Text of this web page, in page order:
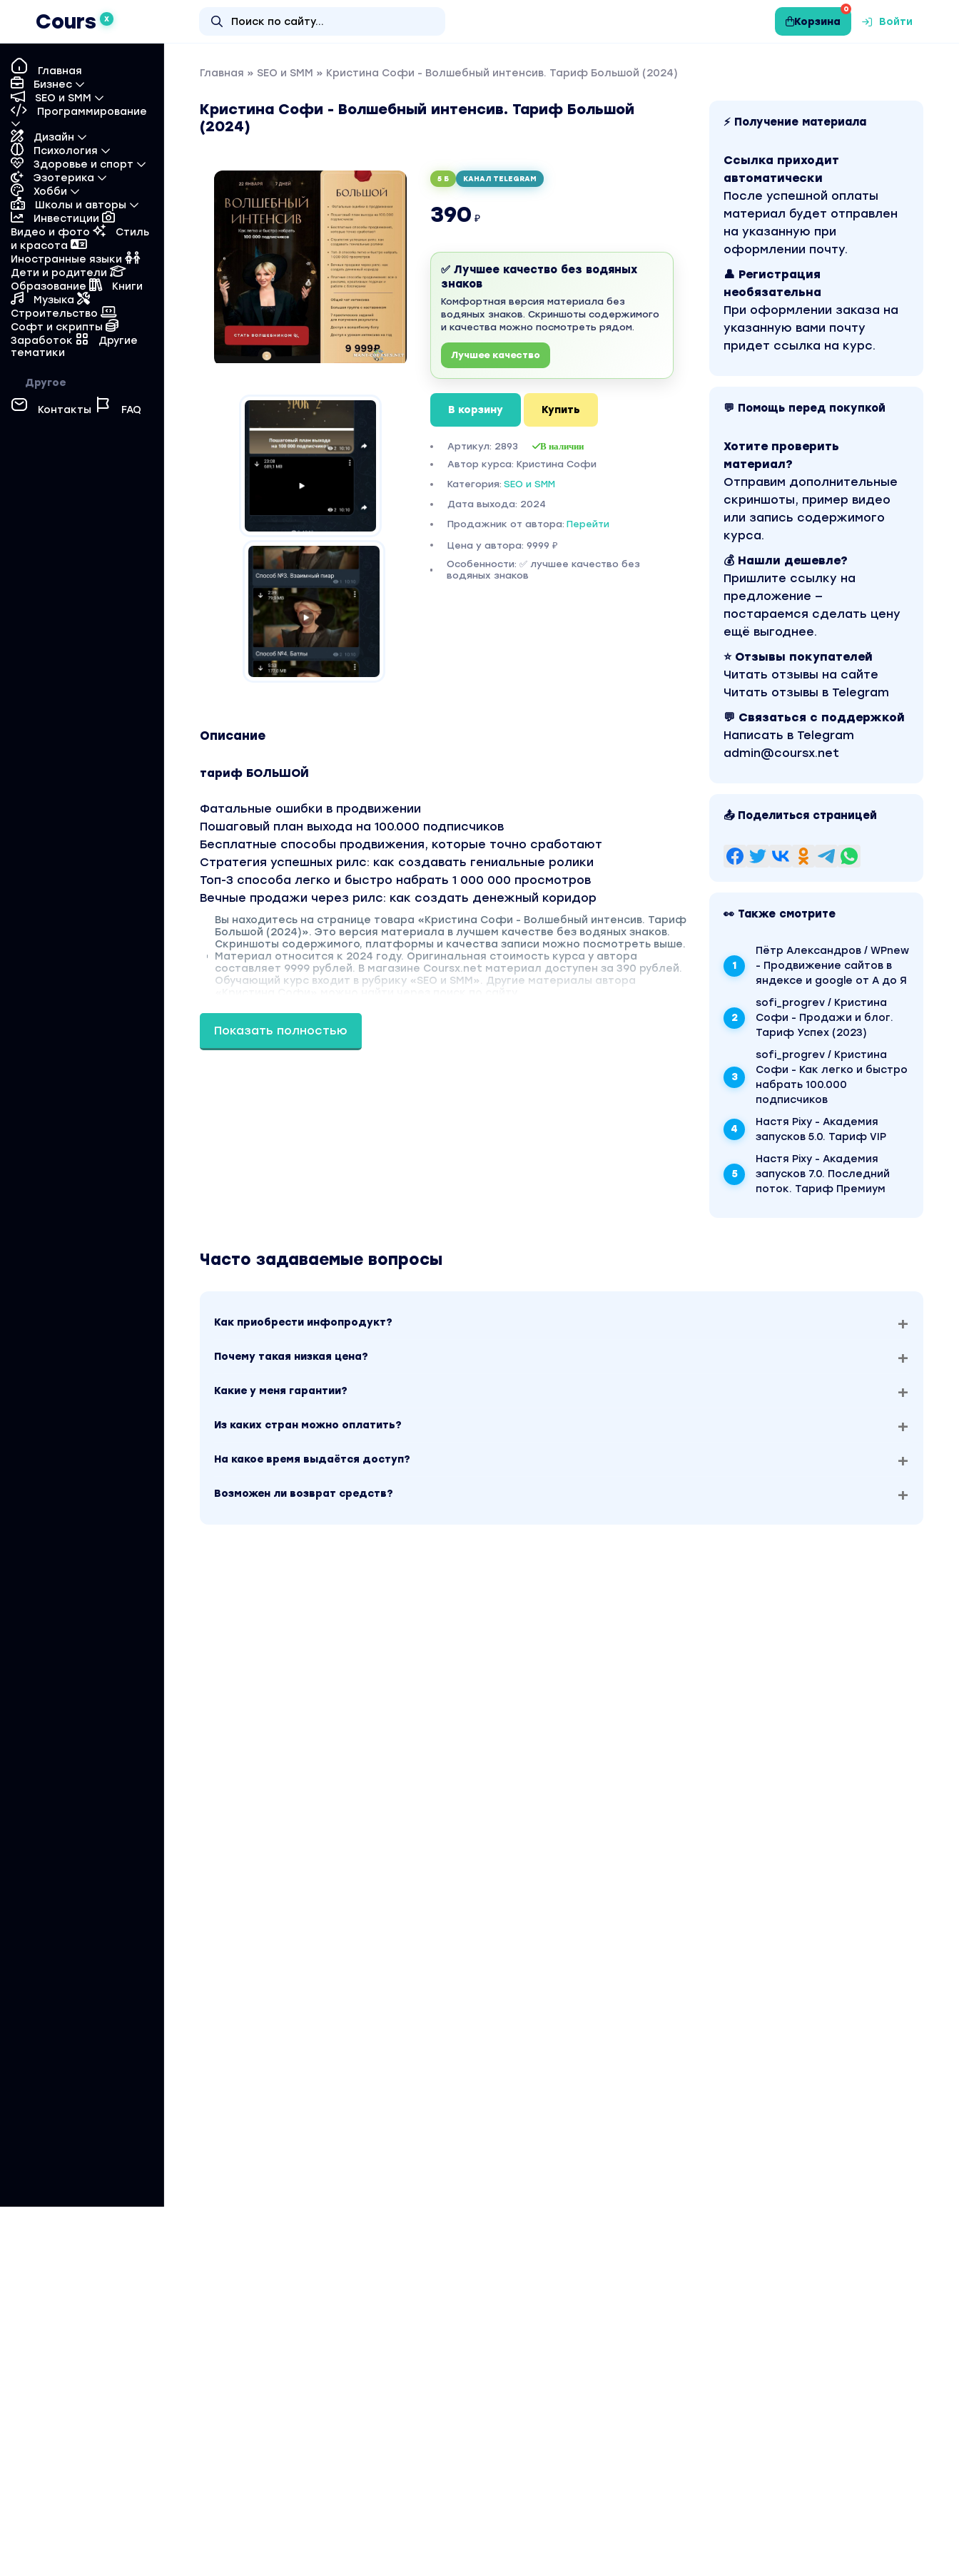
Cours X
0
Корзина Войти
Главная
Бизнес
SEO и SMM
Программирование
Дизайн
Психология
Здоровье и спорт
Эзотерика
Хобби
Школы и авторы
Инвестиции
Видео и фото
Стиль
и красота
Иностранные языки
Дети и родители
Образование
Книги
Музыка
Строительство
Софт и скрипты
Заработок
Другие
тематики
Другое
Контакты FAQ
Главная » SEO и SMM » Кристина Софи - Волшебный интенсив. Тариф Большой (2024)
Кристина Софи - Волшебный интенсив. Тариф Большой
(2024)
5 Б КАНАЛ TELEGRAM
390 ₽
✅ Лучшее качество без водяных
знаков
Комфортная версия материала без
водяных знаков. Скриншоты содержимого
и качества можно посмотреть рядом.
Лучшее качество
В корзину Купить
Артикул: 2893 В наличии
Автор курса: Кристина Софи
Категория: SEO и SMM
Дата выхода: 2024
Продажник от автора: Перейти
Цена у автора: 9999 ₽
Особенности: ✅ лучшее качество без
водяных знаков
Описание
тариф БОЛЬШОЙ
Фатальные ошибки в продвижении
Пошаговый план выхода на 100.000 подписчиков
Бесплатные способы продвижения, которые точно сработают
Стратегия успешных рилс: как создавать гениальные ролики
Топ-3 способа легко и быстро набрать 1 000 000 просмотров
Вечные продажи через рилс: как создать денежный коридор
Вы находитесь на странице товара «Кристина Софи - Волшебный интенсив. Тариф
Большой (2024)». Это версия материала в лучшем качестве без водяных знаков.
Скриншоты содержимого, платформы и качества записи можно посмотреть выше.
Материал относится к 2024 году. Оригинальная стоимость курса у автора
составляет 9999 рублей. В магазине Coursx.net материал доступен за 390 рублей.
Обучающий курс входит в рубрику «SEO и SMM». Другие материалы автора
Показать полностью
⚡ Получение материала
Ссылка приходит
автоматически
После успешной оплаты
материал будет отправлен
на указанную при
оформлении почту.
👤 Регистрация
необязательна
При оформлении заказа на
указанную вами почту
придет ссылка на курс.
💬 Помощь перед покупкой
Хотите проверить
материал?
Отправим дополнительные
скриншоты, пример видео
или запись содержимого
курса.
💰 Нашли дешевле?
Пришлите ссылку на
предложение —
постараемся сделать цену
ещё выгоднее.
⭐ Отзывы покупателей
Читать отзывы на сайте
Читать отзывы в Telegram
💬 Связаться с поддержкой
Написать в Telegram
admin@coursx.net
📤 Поделиться страницей
👀 Также смотрите
Пётр Александров / WPnew
- Продвижение сайтов в
яндексе и google от А до Я
sofi_progrev / Кристина
Софи - Продажи и блог.
Тариф Успех (2023)
sofi_progrev / Кристина
Софи - Как легко и быстро
набрать 100.000
подписчиков
Настя Pixy - Академия
запусков 5.0. Тариф VIP
Настя Pixy - Академия
запусков 7.0. Последний
поток. Тариф Премиум
Часто задаваемые вопросы
Как приобрести инфопродукт?
Почему такая низкая цена?
Какие у меня гарантии?
Из каких стран можно оплатить?
На какое время выдаётся доступ?
Возможен ли возврат средств?